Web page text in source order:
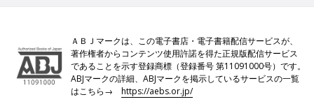
ＡＢＪマークは、この電子書店・電子書籍配信サービスが、
著作権者からコンテンツ使用許諾を得た正規版配信サービス
であることを示す登録商標（登録番号 第11091000号）です。
ABJマークの詳細、ABJマークを掲示しているサービスの一覧
はこちら→https://aebs.or.jp/